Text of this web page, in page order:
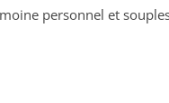
personnel et